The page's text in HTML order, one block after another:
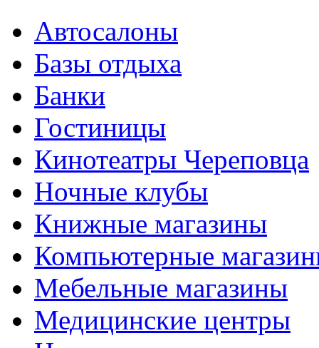
Автосалоны
Базы отдыха
Банки
Гостиницы
Кинотеатры Череповца
Ночные клубы
Книжные магазины
Компьютерные
Мебельные магазины
Медицинские центры